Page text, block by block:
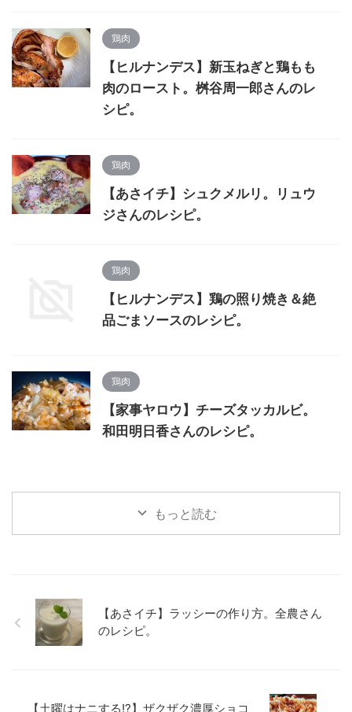
鶏肉
【ヒルナンデス】新玉ねぎと鶏もも
肉のロースト。桝谷周一郎さんのレ
シピ。
鶏肉
【あさイチ】シュクメルリ。リュウ
ジさんのレシピ。
鶏肉
【ヒルナンデス】鶏の照り焼き＆絶
品ごまソースのレシピ。
鶏肉
【家事ヤロウ】チーズタッカルビ。
和田明日香さんのレシピ。
もっと読む
【あさイチ】ラッシーの作り方。全農さん
のレシピ。
【土曜はナニする!?】ザクザク濃厚ショコ